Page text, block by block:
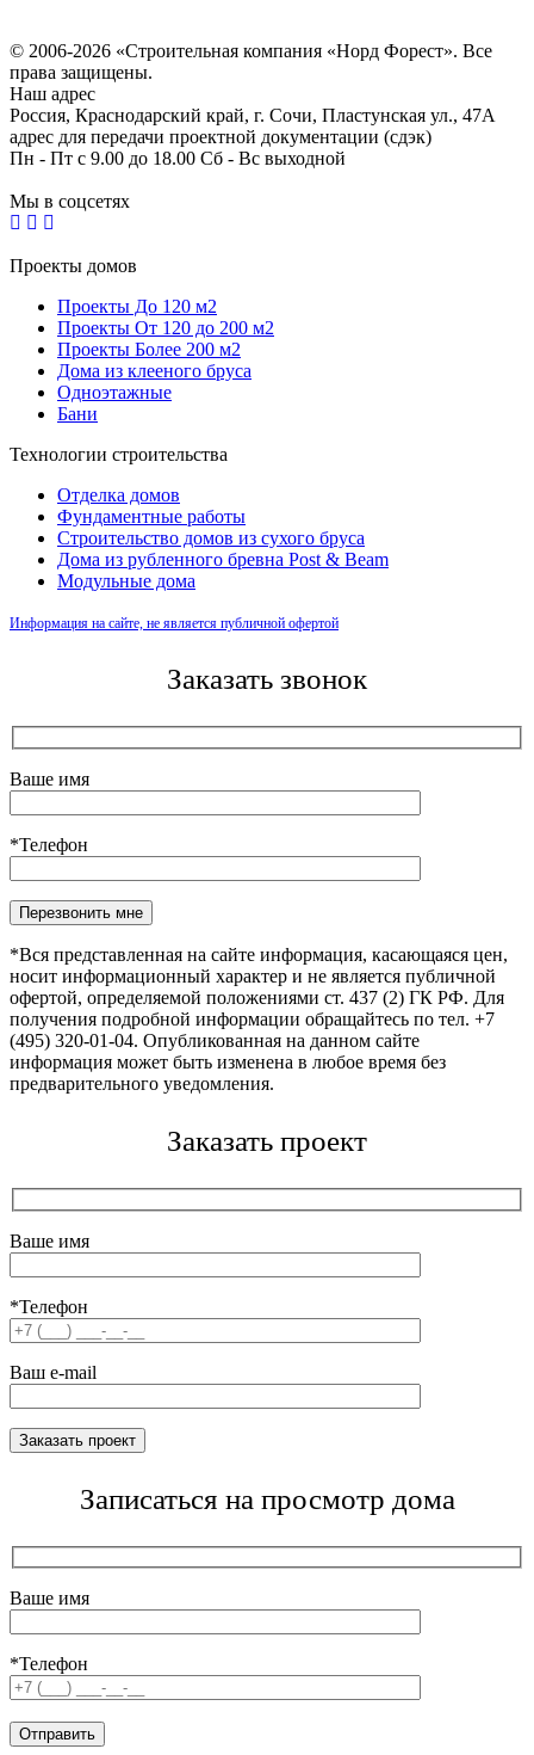
© 2006-2026 «Строительная компания «Норд Форест». Все
права защищены.
Наш адрес
Россия, Краснодарский край, г. Сочи, Пластунская ул., 47А
адрес для передачи проектной документации (сдэк)
Пн - Пт с 9.00 до 18.00 Сб - Вс выходной
Мы в соцсетях
Проекты домов
Проекты До 120 м2
Проекты От 120 до 200 м2
Проекты Более 200 м2
Дома из клееного бруса
Одноэтажные
Бани
Технологии строительства
Отделка домов
Фундаментные работы
Строительство домов из сухого бруса
Дома из рубленного бревна Post & Beam
Модульные дома
Информация на сайте, не является публичной офертой
Заказать звонок
Ваше имя
*Телефон
Оставьте это поле пустым.
*Вся представленная на сайте информация, касающаяся цен,
носит информационный характер и не является публичной
офертой, определяемой положениями ст. 437 (2) ГК РФ. Для
получения подробной информации обращайтесь по тел. +7
(495) 320-01-04. Опубликованная на данном сайте
информация может быть изменена в любое время без
предварительного уведомления.
Заказать проект
Ваше имя
*Телефон
Ваш e-mail
Записаться на просмотр дома
Ваше имя
*Телефон